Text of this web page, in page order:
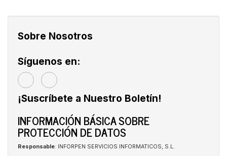
Sobre Nosotros
Síguenos en:
¡Suscríbete a Nuestro Boletín!
INFORMACIÓN BÁSICA SOBRE
PROTECCIÓN DE DATOS
Responsable: INFORPEN SERVICIOS INFORMATICOS, S.L.